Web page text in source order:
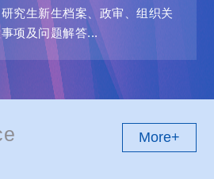
研究生新生档案、政审、组织关
项及问题解答...
More+